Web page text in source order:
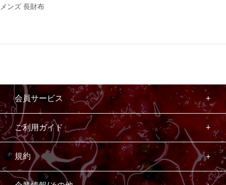
メンズ 長財布
会員サービス
ご利用ガイド
規約